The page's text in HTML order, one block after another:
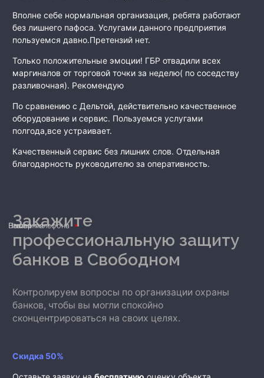
Вполне себе нормальная организация, ребята работают
без лишнего пафоса. Услугами данного предприятия
пользуемся давно.Претензий нет.
Только положительные эмоции! ГБР отвадили всех
маргиналов от торговой точки за неделю( по соседству
разливочная). Рекомендую
По сравнению с Дельтой, действительно качественное
оборудование и сервис. Пользуемся услугами
полгода,все устраивает.
Качественный сервис без лишних слов. Отдельная
благодарность руководителю за оперативность.
Закажите
профессиональную защиту
банков в Свободном
Контролируем вопросы по организации охраны
банков, чтобы вы могли спокойно
сконцентрироваться на своих целях.
Скидка 50%
Ваше имя
Номер телефона
E-mail